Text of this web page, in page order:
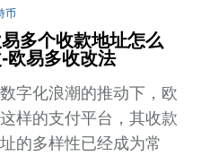
币
多个收款地址怎么
欧易多收改法
字化浪潮的推动下，欧
样的支付平台，其收款
的多样性已经成为常